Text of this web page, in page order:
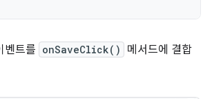
벤트를 onSaveClick()
메서드에 결합